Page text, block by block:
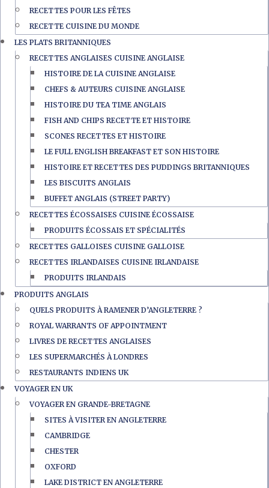
RECETTES POUR LES FÊTES
RECETTE CUISINE DU MONDE
LES PLATS BRITANNIQUES
RECETTES ANGLAISES CUISINE ANGLAISE
HISTOIRE DE LA CUISINE ANGLAISE
CHEFS & AUTEURS CUISINE ANGLAISE
HISTOIRE DU TEA TIME ANGLAIS
FISH AND CHIPS RECETTE ET HISTOIRE
SCONES RECETTES ET HISTOIRE
LE FULL ENGLISH BREAKFAST ET SON HISTOIRE
HISTOIRE ET RECETTES DES PUDDINGS BRITANNIQUES
LES BISCUITS ANGLAIS
BUFFET ANGLAIS (STREET PARTY)
RECETTES ÉCOSSAISES CUISINE ÉCOSSAISE
PRODUITS ÉCOSSAIS ET SPÉCIALITÉS
RECETTES GALLOISES CUISINE GALLOISE
RECETTES IRLANDAISES CUISINE IRLANDAISE
PRODUITS IRLANDAIS
PRODUITS ANGLAIS
QUELS PRODUITS À RAMENER D’ANGLETERRE ?
ROYAL WARRANTS OF APPOINTMENT
LIVRES DE RECETTES ANGLAISES
LES SUPERMARCHÉS À LONDRES
RESTAURANTS INDIENS UK
VOYAGER EN UK
VOYAGER EN GRANDE-BRETAGNE
SITES À VISITER EN ANGLETERRE
CAMBRIDGE
CHESTER
OXFORD
LAKE DISTRICT EN ANGLETERRE